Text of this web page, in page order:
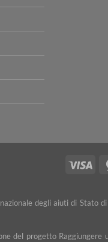
Visa
degli aiuti di Stato
del progetto Raggiungere